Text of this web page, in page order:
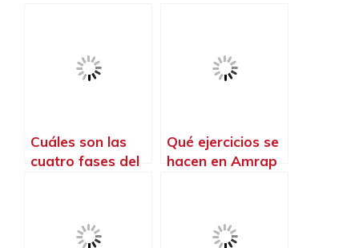
Cuáles son las
cuatro fases del
Qué ejercicios se
hacen en Amrap